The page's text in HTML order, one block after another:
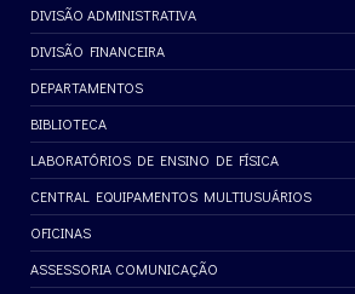
DIVISÃO ADMINISTRATIVA
DIVISÃO FINANCEIRA
DEPARTAMENTOS
BIBLIOTECA
LABORATÓRIOS DE ENSINO DE FÍSICA
CENTRAL EQUIPAMENTOS MULTIUSUÁRIOS
OFICINAS
ASSESSORIA COMUNICAÇÃO